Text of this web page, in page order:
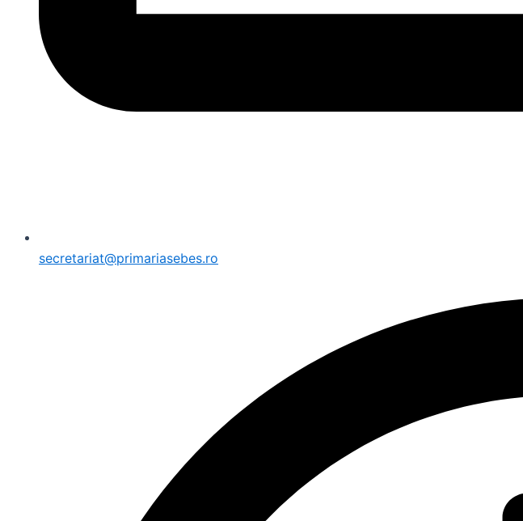
secretariat@primariasebes.ro